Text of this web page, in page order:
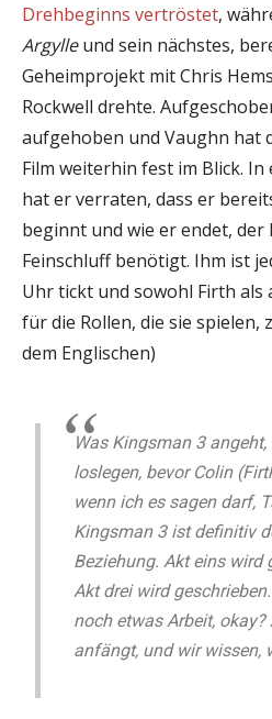
Drehbeginns vertröstet,
Argylleund sein nächstes,
Geheimprojekt mit Chris
Rockwell drehte.
aufgehoben und Vaughn hat
Film weiterhin fest im Blick.
hat er verraten, dass er
beginnt und wie er endet,
Feinschluff benötigt. Ihm ist
Uhr tickt und sowohl Firth als
für die Rollen, die sie spielen,
dem Englischen)
Was Kingsman 3
loslegen, bevor Colin
wenn ich es sagen darf,
Kingsman 3 ist definitiv
Beziehung. Akt eins wird
Akt drei wird
noch etwas Arbeit,
anfängt, und wir wissen,